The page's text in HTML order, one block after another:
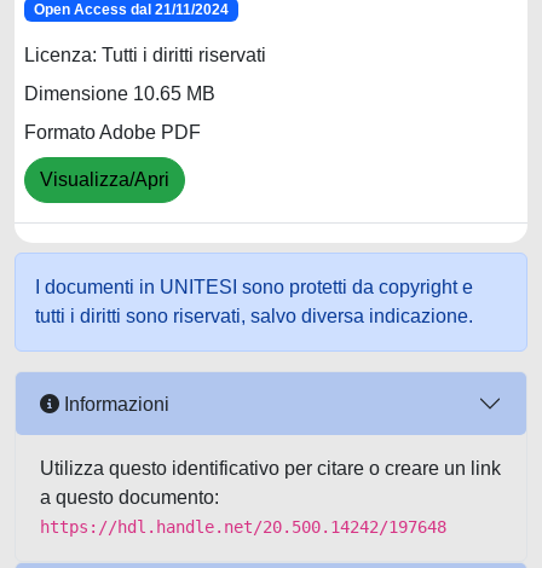
Open Access dal 21/11/2024
Licenza: Tutti i diritti riservati
Dimensione 10.65 MB
Formato Adobe PDF
Visualizza/Apri
I documenti in UNITESI sono protetti da copyright e
tutti i diritti sono riservati, salvo diversa indicazione.
Informazioni
Utilizza questo identificativo per citare o creare un link
a questo documento:
https://hdl.handle.net/20.500.14242/197648